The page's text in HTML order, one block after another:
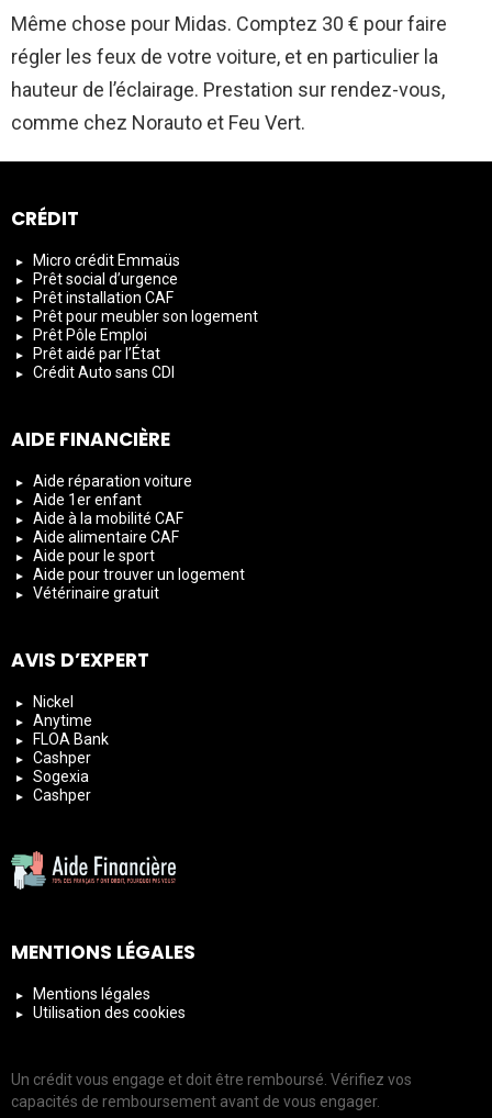
Même chose pour Midas. Comptez 30 € pour faire
régler les feux de votre voiture, et en particulier la
hauteur de l’éclairage. Prestation sur rendez-vous,
comme chez Norauto et Feu Vert.
CRÉDIT
Micro crédit Emmaüs
Prêt social d’urgence
Prêt installation CAF
Prêt pour meubler son logement
Prêt Pôle Emploi
Prêt aidé par l’État
Crédit Auto sans CDI
AIDE FINANCIÈRE
Aide réparation voiture
Aide 1er enfant
Aide à la mobilité CAF
Aide alimentaire CAF
Aide pour le sport
Aide pour trouver un logement
Vétérinaire gratuit
AVIS D’EXPERT
Nickel
Anytime
FLOA Bank
Cashper
Sogexia
Cashper
MENTIONS LÉGALES
Mentions légales
Utilisation des cookies
Un crédit vous engage et doit être remboursé. Vérifiez vos
capacités de remboursement avant de vous engager.